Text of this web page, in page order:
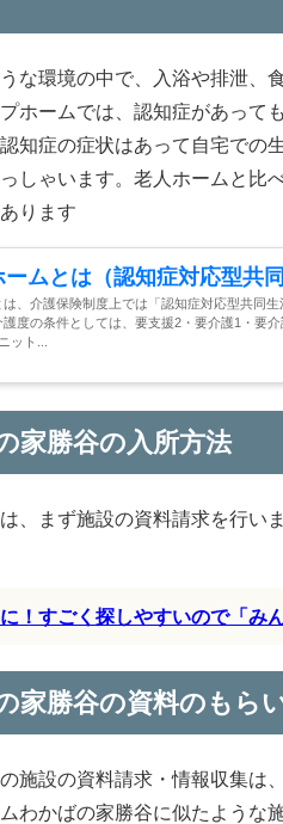
な環境の中で、入浴や排泄
ホームでは、認知症があっ
知症の症状はあって自宅で
しゃいます。老人ホームと比
ります
ムとは（認知症対応型共同
は、介護保険制度上では「認知症対応型共同
度の条件としては、要支援2・要介護1・要
ット...
家勝谷の入所方法
、まず施設の資料請求を行い
！すごく探しやすいので「み
家勝谷の資料のもら
施設の資料請求・情報収集は
わかばの家勝谷に似たような